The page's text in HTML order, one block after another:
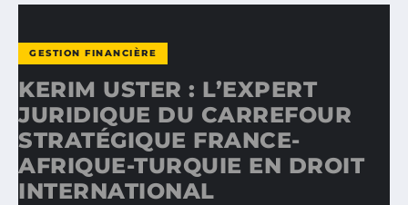
GESTION FINANCIÈRE
KERIM USTER : L’EXPERT
JURIDIQUE DU CARREFOUR
STRATÉGIQUE FRANCE-
AFRIQUE-TURQUIE EN DROIT
INTERNATIONAL